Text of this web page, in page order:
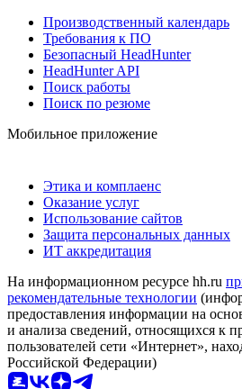
Производственный календарь
Требования к ПО
Безопасный HeadHunter
HeadHunter API
Поиск работы
Поиск по резюме
Мобильное приложение
Этика и комплаенс
Оказание услуг
Использование сайтов
Защита персональных данных
ИТ аккредитация
На информационном ресурсе hh.ru
рекомендательные технологии
предоставления информации на
и анализа сведений, относящихся к
пользователей сети «Интернет»,
Российской Федерации)